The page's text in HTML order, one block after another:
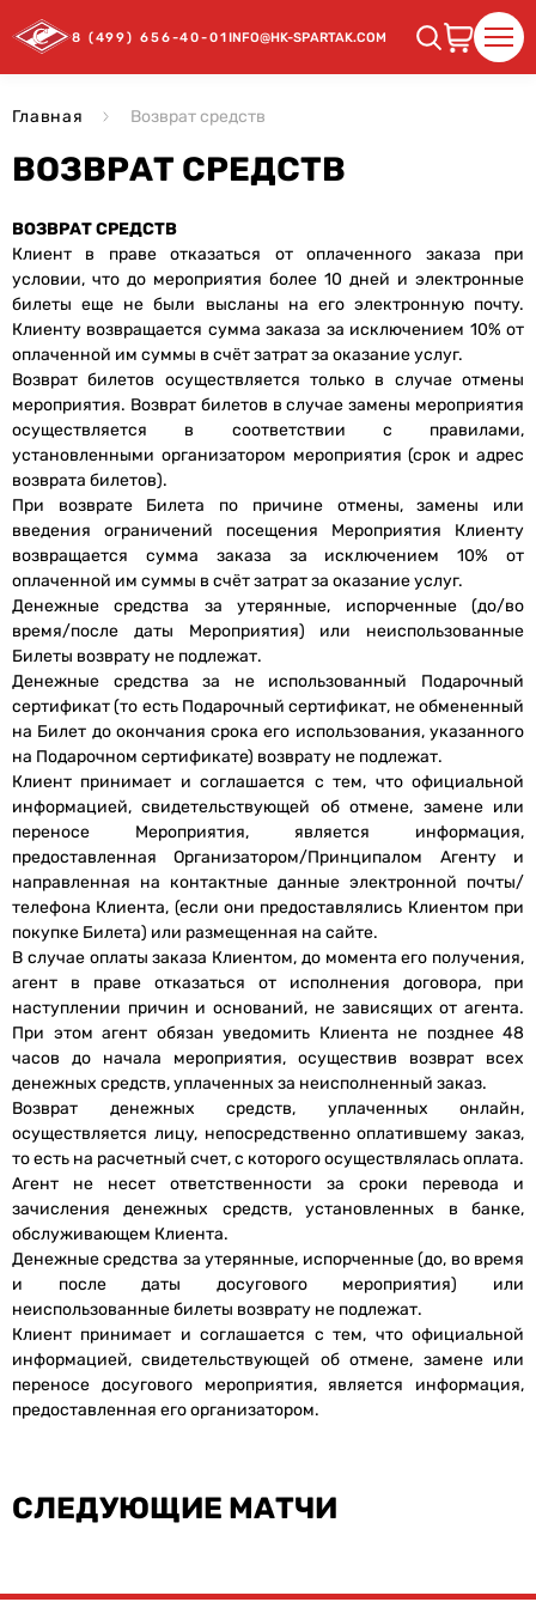
8 (499) 656-40-01INFO@HK-SPARTAK.COM
Главная Возврат средств
ВОЗВРАТ СРЕДСТВ
ВОЗВРАТ СРЕДСТВ
Клиент в праве отказаться от оплаченного заказа при
условии, что до мероприятия более 10 дней и электронные
билеты еще не были высланы на его электронную почту.
Клиенту возвращается сумма заказа за исключением 10% от
оплаченной им суммы в счёт затрат за оказание услуг.
Возврат билетов осуществляется только в случае отмены
мероприятия. Возврат билетов в случае замены мероприятия
осуществляется в соответствии с правилами,
установленными организатором мероприятия (срок и адрес
возврата билетов).
При возврате Билета по причине отмены, замены или
введения ограничений посещения Мероприятия Клиенту
возвращается сумма заказа за исключением 10% от
оплаченной им суммы в счёт затрат за оказание услуг.
Денежные средства за утерянные, испорченные (до/во
время/после даты Мероприятия) или неиспользованные
Билеты возврату не подлежат.
Денежные средства за не использованный Подарочный
сертификат (то есть Подарочный сертификат, не обмененный
на Билет до окончания срока его использования, указанного
на Подарочном сертификате) возврату не подлежат.
Клиент принимает и соглашается с тем, что официальной
информацией, свидетельствующей об отмене, замене или
переносе Мероприятия, является информация,
предоставленная Организатором/Принципалом Агенту и
направленная на контактные данные электронной почты/
телефона Клиента, (если они предоставлялись Клиентом при
покупке Билета) или размещенная на сайте.
В случае оплаты заказа Клиентом, до момента его получения,
агент в праве отказаться от исполнения договора, при
наступлении причин и оснований, не зависящих от агента.
При этом агент обязан уведомить Клиента не позднее 48
часов до начала мероприятия, осуществив возврат всех
денежных средств, уплаченных за неисполненный заказ.
Возврат денежных средств, уплаченных онлайн,
осуществляется лицу, непосредственно оплатившему заказ,
то есть на расчетный счет, с которого осуществлялась оплата.
Агент не несет ответственности за сроки перевода и
зачисления денежных средств, установленных в банке,
обслуживающем Клиента.
Денежные средства за утерянные, испорченные (до, во время
и после даты досугового мероприятия) или
неиспользованные билеты возврату не подлежат.
Клиент принимает и соглашается с тем, что официальной
информацией, свидетельствующей об отмене, замене или
переносе досугового мероприятия, является информация,
предоставленная его организатором.
СЛЕДУЮЩИЕ МАТЧИ